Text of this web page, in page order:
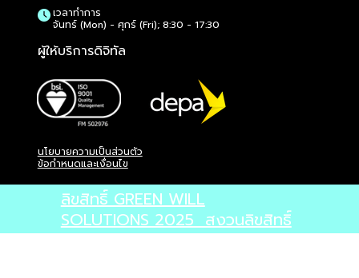
เวลาทำการ
จันทร์ (Mon) - ศุกร์ (Fri); 8:30 - 17:30
ผู้ให้บริการดิจิทัล
นโยบายความเป็นส่วนตัว
ข้อกำหนดและเงื่อนไข
ลิขสิทธิ์ GREEN WILL
SOLUTIONS 2025 สงวนลิขสิทธิ์